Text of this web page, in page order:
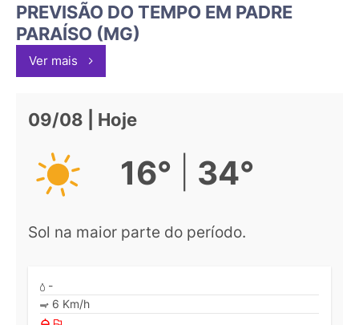
PREVISÃO DO TEMPO EM PADRE
PARAÍSO (MG)
Ver mais
09/08 | Hoje
16° 34°
Sol na maior parte do período.
-
6 Km/h